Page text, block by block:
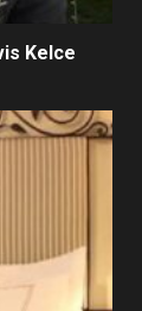
Kelce